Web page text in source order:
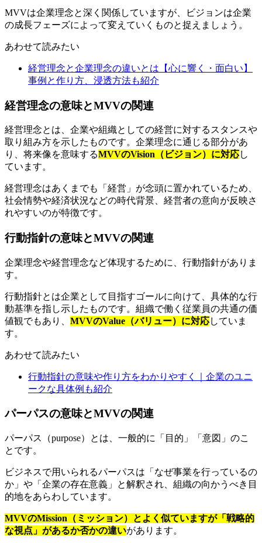
MVVは企業理念と深く関係していますが、ビジョンは企業
の成長フェーズによって変えていくものと捉えましょう。
あわせて読みたい
経営理念と企業理念の違いとは【心に響く・面白い】
事例と作り方、浸透方法も紹介
経営理念の意味とMVVの関連
経営理念とは、企業や組織としての経営に対するスタンスや
取り組み方を示したものです。企業理念に通じる部分があ
り、将来像を意味するMVVのVision（ビジョン）に対応し
ています。
経営理念はあくまでも「経営」が念頭に置かれているため、
社会情勢や経済状況などの時代背景、経営者の意向が反映さ
れやすいのが特徴です。
行動指針の意味とMVVの関連
企業理念や経営理念など体現するために、行動指針がありま
す。
行動指針とは企業として目指すゴールに向けて、具体的な行
動基準を指し示したものです。組織で働く従業員の共通の価
値観でもあり、 MVVのValue（バリュー）に対応していま
す。
あわせて読みたい
行動指針の意味や作り方をわかりやすく｜企業のユニ
ークな具体例も紹介
パーパスの意味とMVVの関連
パーパス（purpose）とは、一般的に「目的」「意図」のこ
とです。
ビジネスで用いられるパーパスは「なぜ事業を行っているの
か」や「企業の存在意義」と解釈され、組織の向かうべき目
的地をあらわしています。
MVVのMission（ミッション）とよく似ていますが「戦略的
な視点」があるか否かの違いがあります。